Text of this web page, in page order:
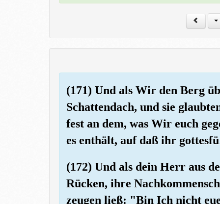
(171) Und als Wir den Berg
Schattendach, und sie
fest an dem, was Wir euch
es enthält, auf daß ihr
(172) Und als dein Herr aus
Rücken, ihre
zeugen ließ: "Bin Ich nicht